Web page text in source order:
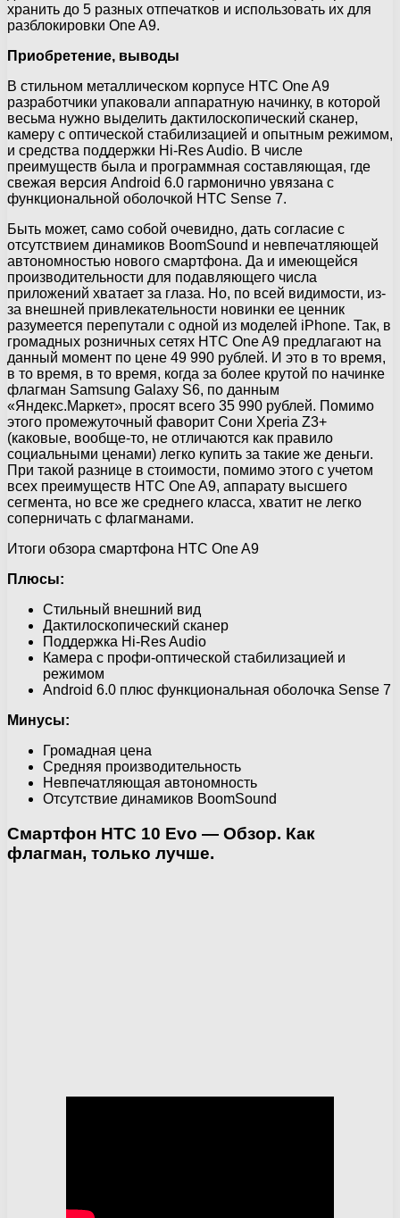
хранить до 5 разных отпечатков и использовать их для
разблокировки One A9.
Приобретение, выводы
В стильном металлическом корпусе HTC One A9
разработчики упаковали аппаратную начинку, в которой
весьма нужно выделить дактилоскопический сканер,
камеру с оптической стабилизацией и опытным режимом,
и средства поддержки Hi-Res Audio. В числе
преимуществ была и программная составляющая, где
свежая версия Android 6.0 гармонично увязана с
функциональной оболочкой HTC Sense 7.
Быть может, само собой очевидно, дать согласие с
отсутствием динамиков BoomSound и невпечатляющей
автономностью нового смартфона. Да и имеющейся
производительности для подавляющего числа
приложений хватает за глаза. Но, по всей видимости, из-
за внешней привлекательности новинки ее ценник
разумеется перепутали с одной из моделей iPhone. Так, в
громадных розничных сетях HTC One A9 предлагают на
данный момент по цене 49 990 рублей. И это в то время,
в то время, в то время, когда за более крутой по начинке
флагман Samsung Galaxy S6, по данным
«Яндекс.Маркет», просят всего 35 990 рублей. Помимо
этого промежуточный фаворит Сони Xperia Z3+
(каковые, вообще-то, не отличаются как правило
социальными ценами) легко купить за такие же деньги.
При такой разнице в стоимости, помимо этого с учетом
всех преимуществ HTC One A9, аппарату высшего
сегмента, но все же среднего класса, хватит не легко
соперничать с флагманами.
Итоги обзора смартфона HTC One A9
Плюсы:
Стильный внешний вид
Дактилоскопический сканер
Поддержка Hi-Res Audio
Камера с профи-оптической стабилизацией и
режимом
Android 6.0 плюс функциональная оболочка Sense 7
Минусы:
Громадная цена
Средняя производительность
Невпечатляющая автономность
Отсутствие динамиков BoomSound
Смартфон HTC 10 Evo — Обзор. Как
флагман, только лучше.